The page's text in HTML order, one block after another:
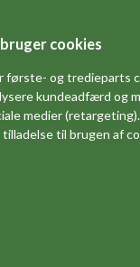
cookies
første- og tredieparts
kundeadfærd og
medier
til brugen af